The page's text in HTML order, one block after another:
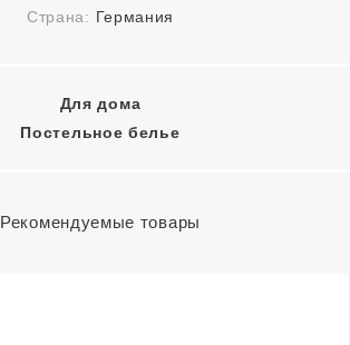
Страна: Германия
Для дома
Постельное белье
Рекомендуемые товары